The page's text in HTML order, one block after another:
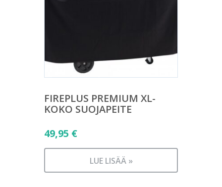
FIREPLUS PREMIUM XL-
KOKO SUOJAPEITE
49,95 €
LUE LISÄÄ »